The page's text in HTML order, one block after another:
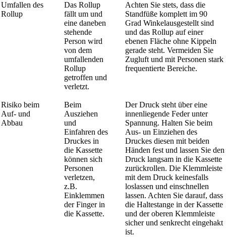
Umfallen des
Rollup
Das Rollup
fällt um und
eine daneben
stehende
Person wird
von dem
umfallenden
Rollup
getroffen und
verletzt.
Achten Sie stets, dass die
Standfüße komplett im 90
Grad Winkelausgestellt sind
und das Rollup auf einer
ebenen Fläche ohne Kippeln
gerade steht. Vermeiden Sie
Zugluft und mit Personen stark
frequentierte Bereiche.
Risiko beim
Auf- und
Abbau
Beim
Ausziehen
und
Einfahren des
Druckes in
die Kassette
können sich
Personen
verletzen,
z.B.
Einklemmen
der Finger in
die Kassette.
Der Druck steht über eine
innenliegende Feder unter
Spannung. Halten Sie beim
Aus- un Einziehen des
Druckes diesen mit beiden
Händen fest und lassen Sie den
Druck langsam in die Kassette
zurückrollen. Die Klemmleiste
mit dem Druck keinesfalls
loslassen und einschnellen
lassen. Achten Sie darauf, dass
die Haltestange in der Kassette
und der oberen Klemmleiste
sicher und senkrecht eingehakt
ist.